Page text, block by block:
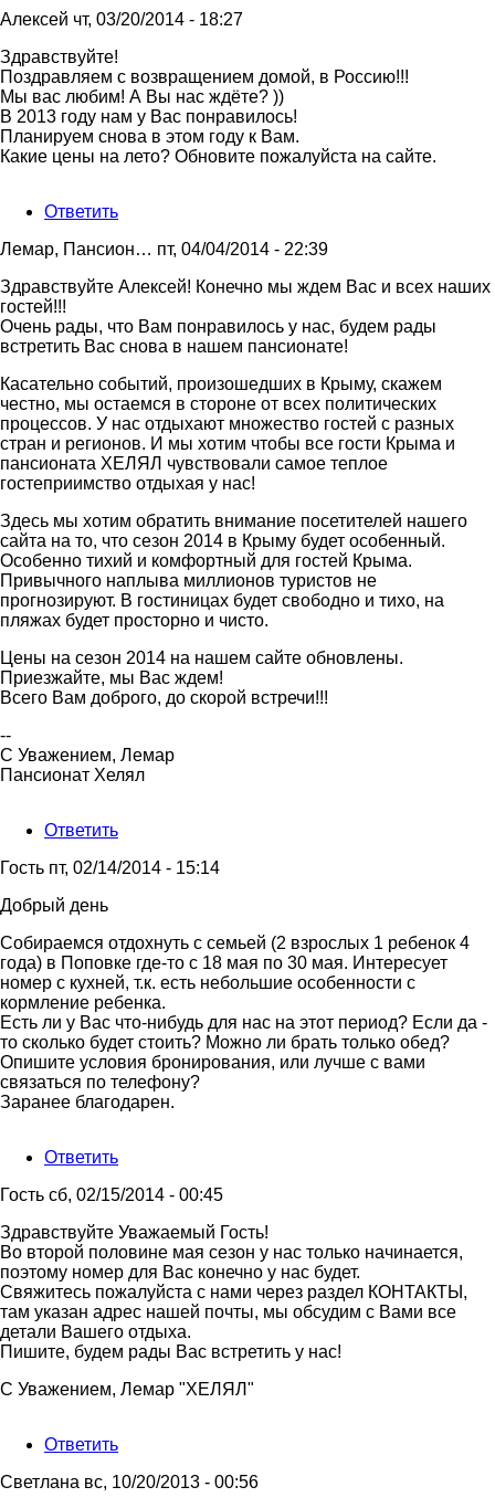
Алексей чт, 03/20/2014 - 18:27
Здравствуйте!
Поздравляем с возвращением домой, в Россию!!!
Мы вас любим! А Вы нас ждёте? ))
В 2013 году нам у Вас понравилось!
Планируем снова в этом году к Вам.
Какие цены на лето? Обновите пожалуйста на сайте.
Ответить
Лемар, Пансион… пт, 04/04/2014 - 22:39
Ответ
на
Здравствуйте!
Поздравляем
от
Алексей
Здравствуйте Алексей! Конечно мы ждем Вас и всех наших
гостей!!!
Очень рады, что Вам понравилось у нас, будем рады
встретить Вас снова в нашем пансионате!
Касательно событий, произошедших в Крыму, скажем
честно, мы остаемся в стороне от всех политических
процессов. У нас отдыхают множество гостей с разных
стран и регионов. И мы хотим чтобы все гости Крыма и
пансионата ХЕЛЯЛ чувствовали самое теплое
гостеприимство отдыхая у нас!
Здесь мы хотим обратить внимание посетителей нашего
сайта на то, что сезон 2014 в Крыму будет особенный.
Особенно тихий и комфортный для гостей Крыма.
Привычного наплыва миллионов туристов не
прогнозируют. В гостиницах будет свободно и тихо, на
пляжах будет просторно и чисто.
Цены на сезон 2014 на нашем сайте обновлены.
Приезжайте, мы Вас ждем!
Всего Вам доброго, до скорой встречи!!!
--
С Уважением, Лемар
Пансионат Хелял
Ответить
Гость пт, 02/14/2014 - 15:14
Добрый день
Собираемся отдохнуть с семьей (2 взрослых 1 ребенок 4
года) в Поповке где-то с 18 мая по 30 мая. Интересует
номер с кухней, т.к. есть небольшие особенности с
кормление ребенка.
Есть ли у Вас что-нибудь для нас на этот период? Если да -
то сколько будет стоить? Можно ли брать только обед?
Опишите условия бронирования, или лучше с вами
связаться по телефону?
Заранее благодарен.
Ответить
Гость сб, 02/15/2014 - 00:45
Ответ
на
Добрый
день
Собираемся
от
Гость
Здравствуйте Уважаемый Гость!
Во второй половине мая сезон у нас только начинается,
поэтому номер для Вас конечно у нас будет.
Свяжитесь пожалуйста с нами через раздел КОНТАКТЫ,
там указан адрес нашей почты, мы обсудим с Вами все
детали Вашего отдыха.
Пишите, будем рады Вас встретить у нас!
С Уважением, Лемар "ХЕЛЯЛ"
Ответить
Светлана вс, 10/20/2013 - 00:56